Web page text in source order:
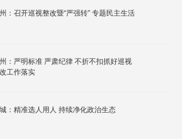
：召开巡视整改暨“严强转” 专题民主生活
：严明标准 严肃纪律 不折不扣抓好巡视
工作落实
宣城：精准选人用人 持续净化政治生态